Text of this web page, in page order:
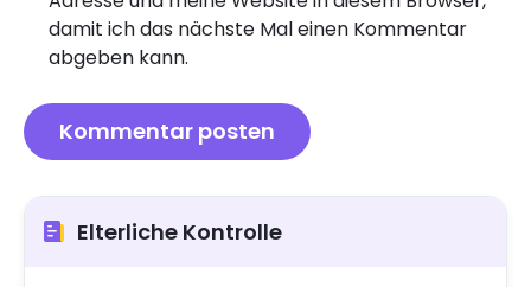
damit ich das nächste Mal einen Kommentar
abgeben kann.
Elterliche Kontrolle